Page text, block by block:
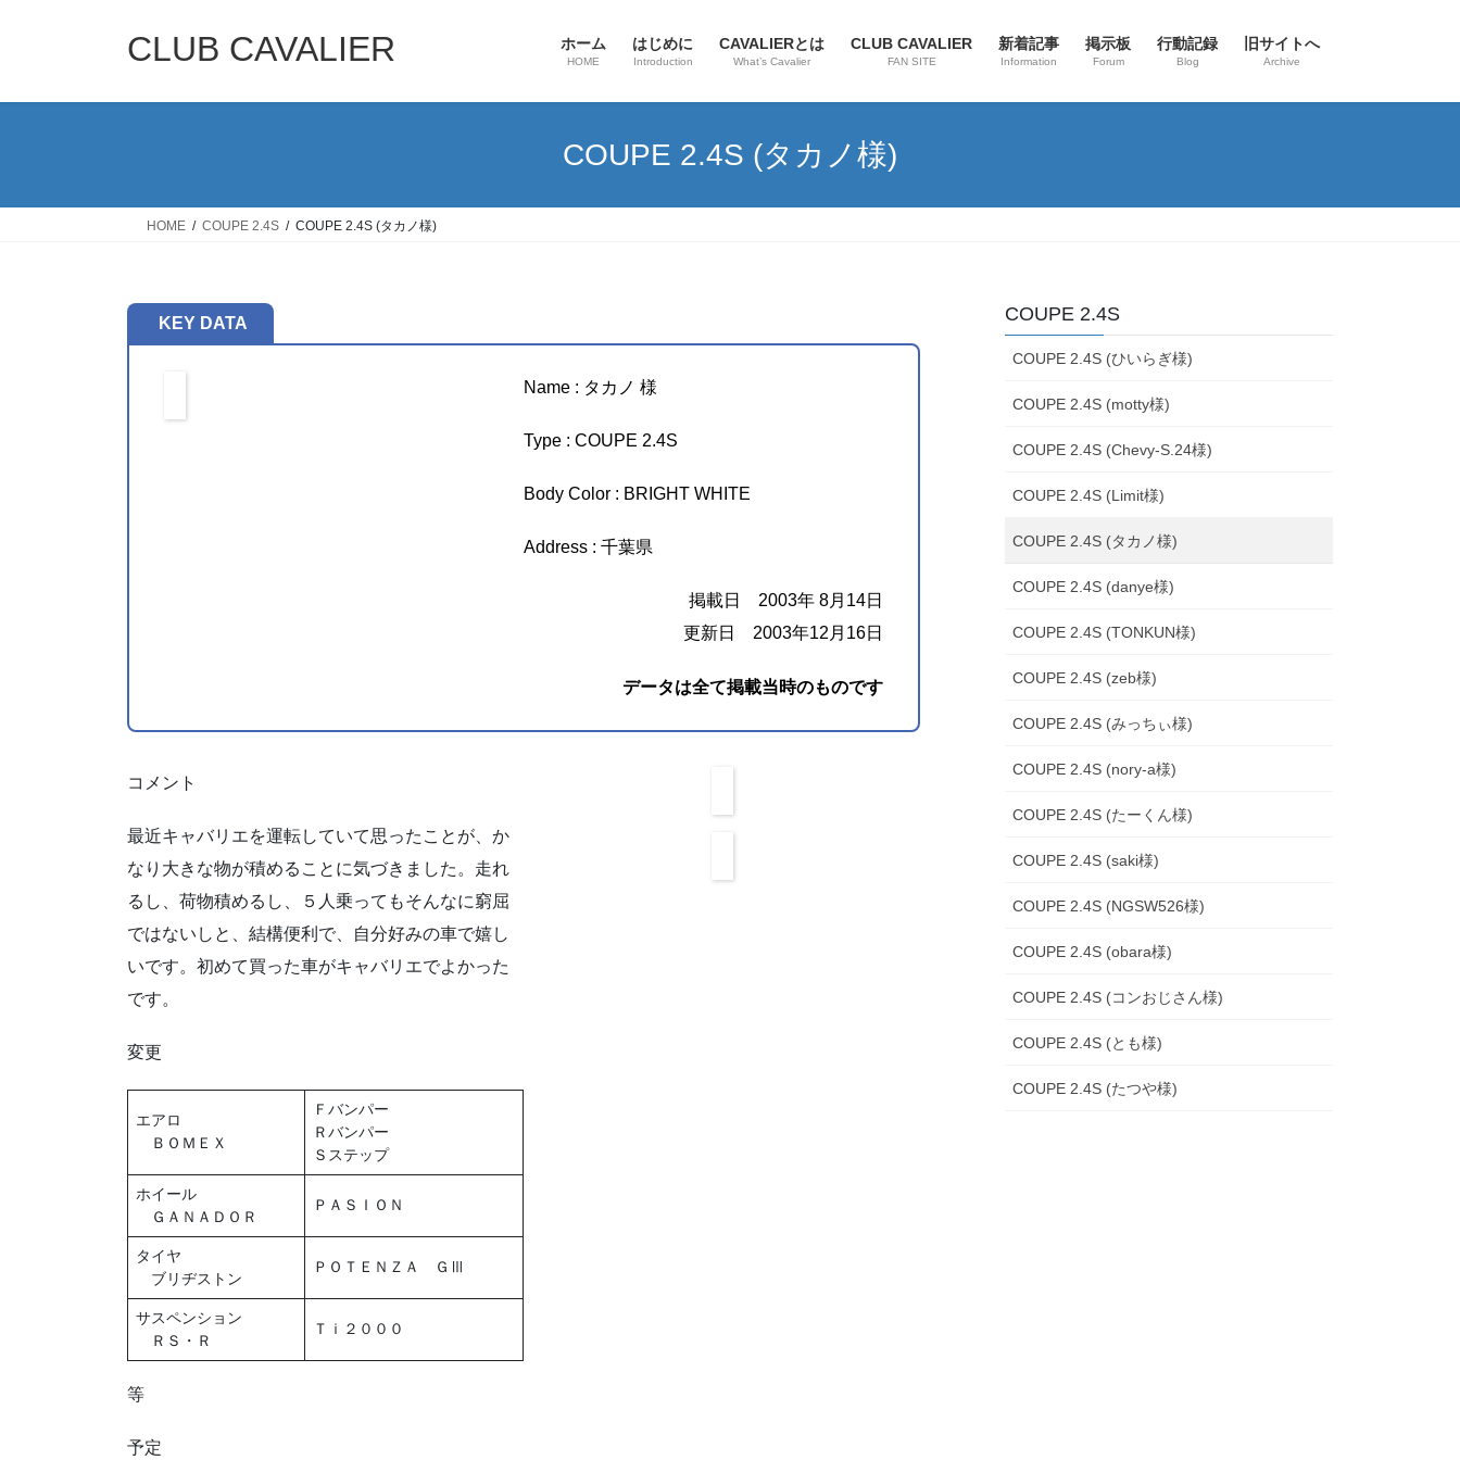
CLUB CAVALIER ホーム
HOME
はじめに
Introduction
CAVALIERとは
What’s Cavalier
CLUB CAVALIER
FAN SITE
新着記事
Information
掲示板
Forum
行動記録
Blog
旧サイトへ
Archive
COUPE 2.4S (タカノ様)
HOME COUPE 2.4S COUPE 2.4S (タカノ様)
KEY DATA
Name : タカノ 様
Type : COUPE 2.4S
Body Color : BRIGHT WHITE
Address : 千葉県
掲載日 2003年 8月14日
更新日 2003年12月16日
データは全て掲載当時のものです
コメント
最近キャバリエを運転していて思ったことが、か
なり大きな物が積めることに気づきました。走れ
るし、荷物積めるし、５人乗ってもそんなに窮屈
ではないしと、結構便利で、自分好みの車で嬉し
いです。初めて買った車がキャバリエでよかった
です。
変更
エアロ
ＢＯＭＥＸ
Ｆバンパー
Ｒバンパー
Ｓステップ
ホイール
ＧＡＮＡＤＯＲ
ＰＡＳＩＯＮ
タイヤ
ブリヂストン
ＰＯＴＥＮＺＡ ＧⅢ
サスペンション
ＲＳ・Ｒ
Ｔｉ２０００
等
予定
COUPE 2.4S
COUPE 2.4S (ひいらぎ様)
COUPE 2.4S (motty様)
COUPE 2.4S (Chevy-S.24様)
COUPE 2.4S (Limit様)
COUPE 2.4S (タカノ様)
COUPE 2.4S (danye様)
COUPE 2.4S (TONKUN様)
COUPE 2.4S (zeb様)
COUPE 2.4S (みっちぃ様)
COUPE 2.4S (nory-a様)
COUPE 2.4S (たーくん様)
COUPE 2.4S (saki様)
COUPE 2.4S (NGSW526様)
COUPE 2.4S (obara様)
COUPE 2.4S (コンおじさん様)
COUPE 2.4S (とも様)
COUPE 2.4S (たつや様)